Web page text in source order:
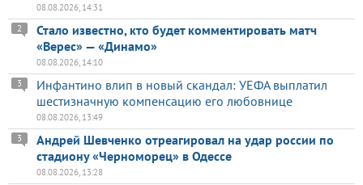
08.08.2026, 14:31
Стало известно, кто будет комментировать матч
«Верес» — «Динамо»
2
08.08.2026, 14:10
Инфантино влип в новый скандал: УЕФА выплатил
шестизначную компенсацию его любовнице
3
08.08.2026, 13:49
Андрей Шевченко отреагировал на удар россии по
стадиону «Черноморец» в Одессе
3
08.08.2026, 13:28